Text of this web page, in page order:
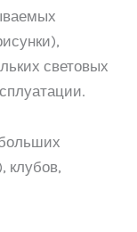
световых
клубов,